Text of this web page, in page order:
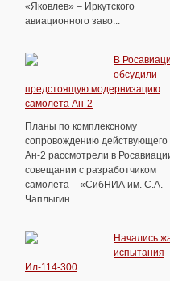
«Яковлев» – Иркутского
авиационного заво...
В
обсудили
предстоящую модернизацию
самолета Ан-2
Планы по комплексному
сопровождению действующего
Ан-2 рассмотрели в
совещании с разработчиком
самолета – «СибНИА им. С.А.
Чаплыгин...
Начались
испытания
Ил-114-300